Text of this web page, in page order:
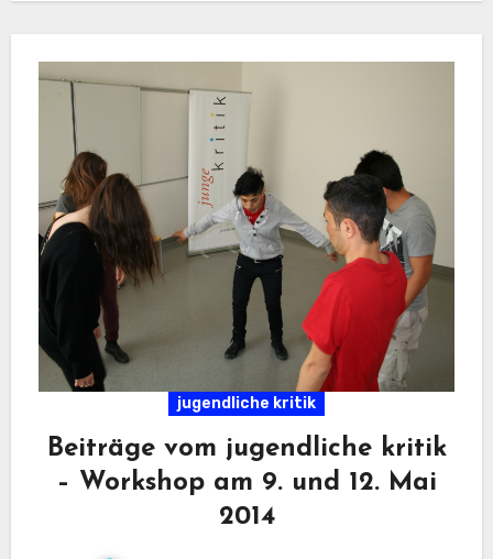
jugendliche kritik
Beiträge vom jugendliche kritik
– Workshop am 9. und 12. Mai
2014